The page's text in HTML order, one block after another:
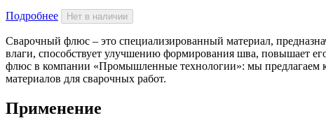
Подробнее Нет в наличии
Сварочный флюс – это специализированный материал,
влаги, способствует улучшению формирования шва, повышает
флюс в компании «Промышленные технологии»: мы предлагаем
материалов для сварочных работ.
Применение